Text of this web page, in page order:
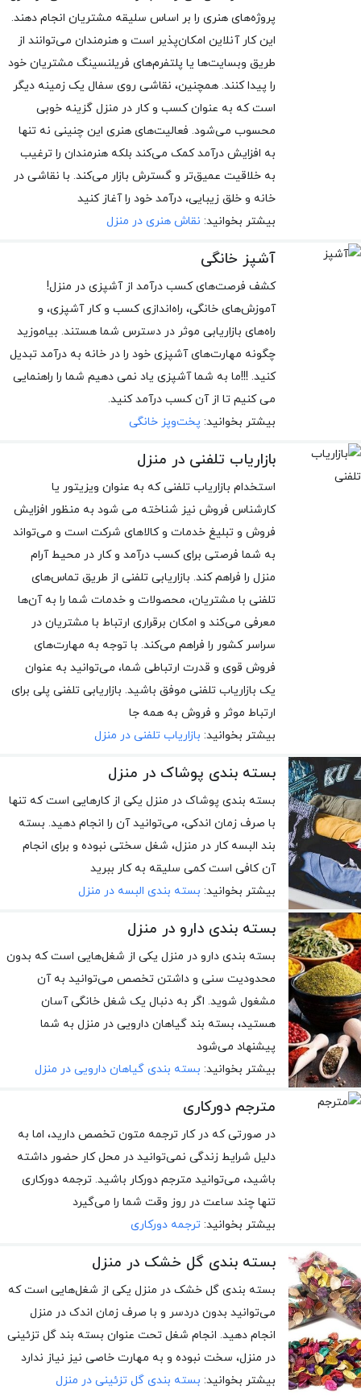
پروژه‌های هنری را بر اساس سلیقه مشتریان انجام دهند.
این کار آنلاین امکان‌پذیر است و هنرمندان می‌توانند از
طریق وبسایت‌ها یا پلتفرم‌های فریلنسینگ مشتریان خود
را پیدا کنند. همچنین، نقاشی روی سفال یک زمینه دیگر
است که به عنوان کسب و کار در منزل گزینه خوبی
محسوب می‌شود. فعالیت‌های هنری این چنینی نه تنها
به افزایش درآمد کمک می‌کند بلکه هنرمندان را ترغیب
به خلاقیت عمیق‌تر و گسترش بازار می‌کند. با نقاشی در
خانه و خلق زیبایی، درآمد خود را آغاز کنید
بیشتر بخوانید: نقاش هنری در منزل
آشپز خانگی
کشف فرصت‌های کسب درآمد از آشپزی در منزل!
آموزش‌های خانگی، راه‌اندازی کسب و کار آشپزی، و
راه‌های بازاریابی موثر در دسترس شما هستند. بیاموزید
چگونه مهارت‌های آشپزی خود را در خانه به درآمد تبدیل
کنید. !!!ما به شما آشپزی یاد نمی دهیم شما را راهنمایی
می کنیم تا از آن کسب درآمد کنید.
بیشتر بخوانید: پخت‌وپز خانگی
بازاریاب تلفنی در منزل
استخدام بازاریاب تلفنی که به عنوان ویزیتور یا
کارشناس فروش نیز شناخته می شود به منظور افزایش
فروش و تبلیغ خدمات و کالاهای شرکت است و می‌تواند
به شما فرصتی برای کسب درآمد و کار در محیط آرام
منزل را فراهم کند. بازاریابی تلفنی از طریق تماس‌های
تلفنی با مشتریان، محصولات و خدمات شما را به آن‌ها
معرفی می‌کند و امکان برقراری ارتباط با مشتریان در
سراسر کشور را فراهم می‌کند. با توجه به مهارت‌های
فروش قوی و قدرت ارتباطی شما، می‌توانید به عنوان
یک بازاریاب تلفنی موفق باشید. بازاریابی تلفنی پلی برای
ارتباط موثر و فروش به همه جا
بیشتر بخوانید: بازاریاب تلفنی در منزل
بسته بندی پوشاک در منزل
بسته بندی پوشاک در منزل یکی از کارهایی است که تنها
با صرف زمان اندکی، می‌توانید آن را انجام دهید. بسته
بند البسه کار در منزل، شغل سختی نبوده و برای انجام
آن کافی است کمی سلیقه به کار ببرید
بیشتر بخوانید: بسته بندی البسه در منزل
بسته بندی دارو در منزل
بسته بندی دارو در منزل یکی از شغل‌هایی است که بدون
محدودیت سنی و داشتن تخصص می‌توانید به آن
مشغول شوید. اگر به دنبال یک شغل خانگی آسان
هستید، بسته بند گیاهان دارویی در منزل به شما
پیشنهاد می‌شود
بیشتر بخوانید: بسته بندی گیاهان دارویی در منزل
مترجم دورکاری
در صورتی که در کار ترجمه متون تخصص دارید، اما به
دلیل شرایط زندگی نمی‌توانید در محل کار حضور داشته
باشید، می‌توانید مترجم دورکار باشید. ترجمه دورکاری
تنها چند ساعت در روز وقت شما را می‌گیرد
بیشتر بخوانید: ترجمه دورکاری
بسته بندی گل خشک در منزل
بسته بندی گل خشک در منزل یکی از شغل‌هایی است که
می‌توانید بدون دردسر و با صرف زمان اندک در منزل
انجام دهید. انجام شغل تحت عنوان بسته بند گل تزئینی
در منزل، سخت نبوده و به مهارت خاصی نیز نیاز ندارد
بیشتر بخوانید: بسته بندی گل تزئینی در منزل